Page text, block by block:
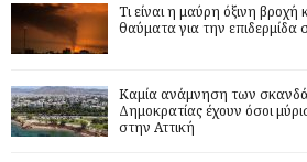
Τι είναι η μαύρη όξινη βροχή
θαύματα για την επιδερμίδα
Καμία ανάμνηση των
Δημοκρατίας έχουν όσοι
στην Αττική